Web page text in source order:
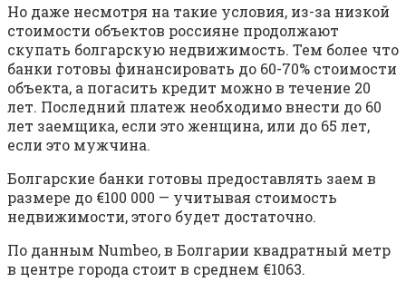
Но даже несмотря на такие условия, из-за низкой
стоимости объектов россияне продолжают
скупать болгарскую недвижимость. Тем более что
банки готовы финансировать до 60-70% стоимости
объекта, а погасить кредит можно в течение 20
лет. Последний платеж необходимо внести до 60
лет заемщика, если это женщина, или до 65 лет,
если это мужчина.
Болгарские банки готовы предоставлять заем в
размере до €100 000 — учитывая стоимость
недвижимости, этого будет достаточно.
По данным Numbeo, в Болгарии квадратный метр
в центре города стоит в среднем €1063.